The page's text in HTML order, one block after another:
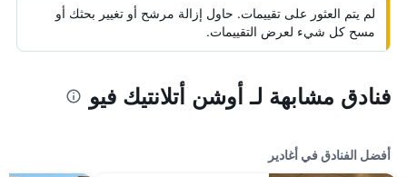
لم يتم العثور على تقييمات. حاول إزالة مرشح أو تغيير بحثك أو
مسح كل شيء لعرض التقييمات.
فنادق مشابهة لـ أوشن أتلانتيك فيو
أفضل الفنادق في أغادير